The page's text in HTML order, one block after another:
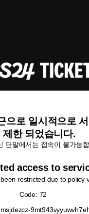
으로 일시적으로
제한 되었습니다.
단말에서는 접속이 불가능
access to
restricted due to policy
Code: 72